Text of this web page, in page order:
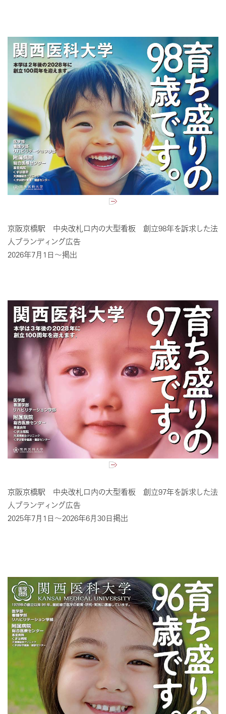
京阪京橋駅 中央改札口内の大型看板 創立98年を訴求した法
人ブランディング広告
2026年7月1日～掲出
京阪京橋駅 中央改札口内の大型看板 創立97年を訴求した法
人ブランディング広告
2025年7月1日～2026年6月30日掲出